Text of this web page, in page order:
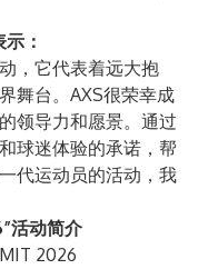
：
，它代表着远大抱
舞台。AXS很荣幸成
领导力和愿景。通过
球迷体验的承诺，帮
代运动员的活动，我
活动简介
2026